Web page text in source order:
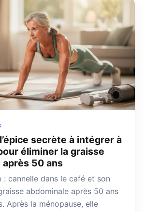
secrète à intégrer à
éliminer la graisse
après 50 ans
: cannelle dans le café et son
abdominale après 50 ans
Après la ménopause, elle